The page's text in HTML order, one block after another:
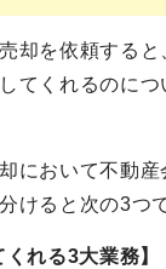
却を依頼する
てくれるのにつ
において不動産
けると次の3つ
れる3大業務】